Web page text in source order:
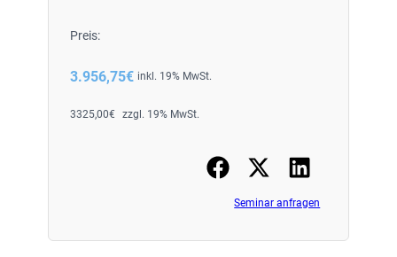
Preis:
3.956,75€ inkl. 19% MwSt.
3325,00€ zzgl. 19% MwSt.
Seminar anfragen